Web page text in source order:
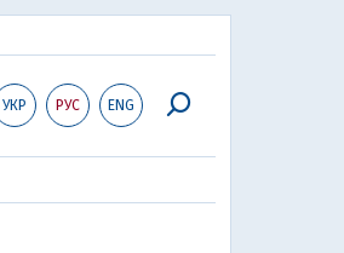
УКР РУС ENG